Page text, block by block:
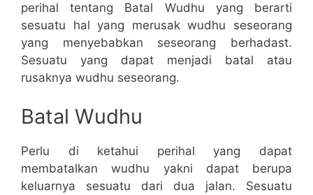
perihal tentang Batal Wudhu yang berarti
sesuatu hal yang merusak wudhu seseorang
yang menyebabkan seseorang berhadast.
Sesuatu yang dapat menjadi batal atau
rusaknya wudhu seseorang.
Batal Wudhu
Perlu di ketahui perihal yang dapat
membatalkan wudhu yakni dapat berupa
keluarnya sesuatu dari dua jalan. Sesuatu